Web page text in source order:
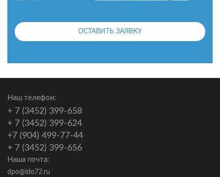
ОСТАВИТЬ ЗАЯВКУ
Наш телефон:
+ 7 (3452) 399-658
+ 7 (3452) 399-624
+7 (904) 499-77-44
+ 7 (3452) 399-656
Наша почта:
dpo@ido72.ru